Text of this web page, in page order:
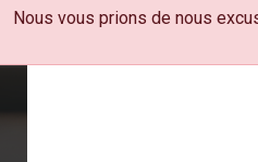
Nous vous prions de nous